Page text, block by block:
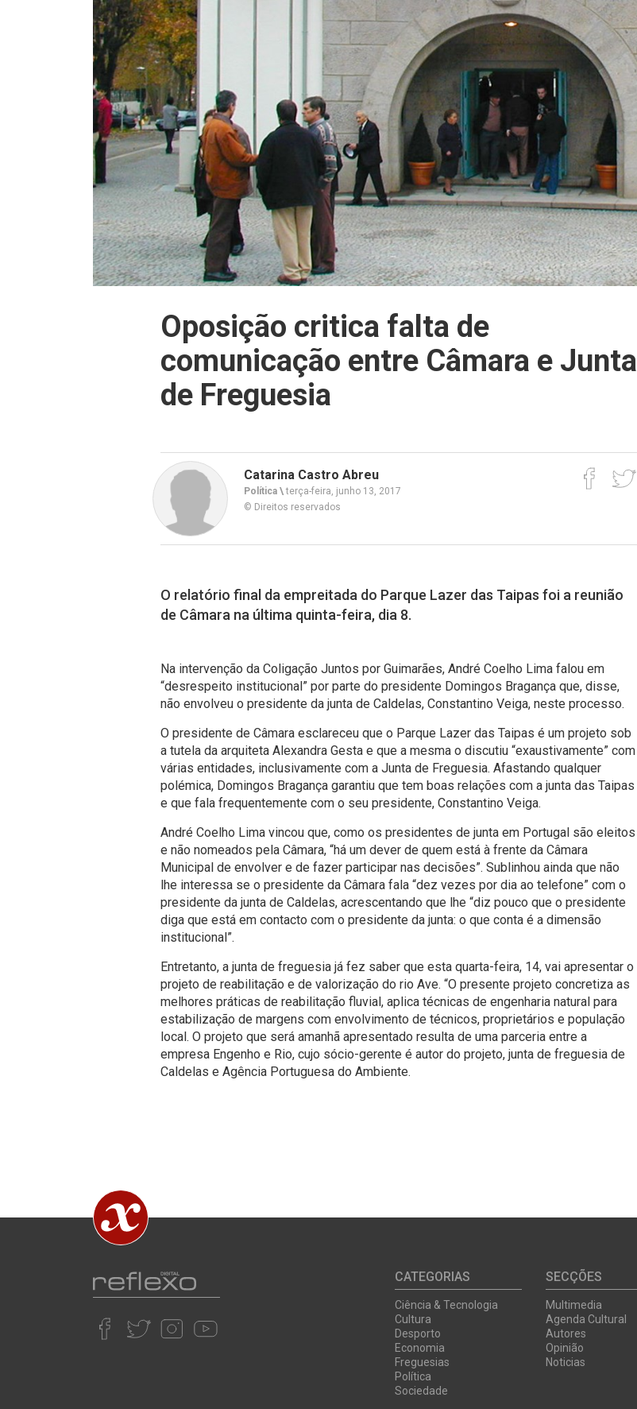
Oposição critica falta de
comunicação entre Câmara e Junta
de Freguesia
Catarina Castro Abreu
Política \terça-feira, junho 13, 2017
© Direitos reservados
O relatório final da empreitada do Parque Lazer das Taipas foi a reunião
de Câmara na última quinta-feira, dia 8.
Na intervenção da Coligação Juntos por Guimarães, André Coelho Lima falou em
“desrespeito institucional” por parte do presidente Domingos Bragança que, disse,
não envolveu o presidente da junta de Caldelas, Constantino Veiga, neste processo.
O presidente de Câmara esclareceu que o Parque Lazer das Taipas é um projeto sob
a tutela da arquiteta Alexandra Gesta e que a mesma o discutiu “exaustivamente” com
várias entidades, inclusivamente com a Junta de Freguesia. Afastando qualquer
polémica, Domingos Bragança garantiu que tem boas relações com a junta das Taipas
e que fala frequentemente com o seu presidente, Constantino Veiga.
André Coelho Lima vincou que, como os presidentes de junta em Portugal são eleitos
e não nomeados pela Câmara, “há um dever de quem está à frente da Câmara
Municipal de envolver e de fazer participar nas decisões”. Sublinhou ainda que não
lhe interessa se o presidente da Câmara fala “dez vezes por dia ao telefone” com o
presidente da junta de Caldelas, acrescentando que lhe “diz pouco que o presidente
diga que está em contacto com o presidente da junta: o que conta é a dimensão
institucional”.
Entretanto, a junta de freguesia já fez saber que esta quarta-feira, 14, vai apresentar o
projeto de reabilitação e de valorização do rio Ave. “O presente projeto concretiza as
melhores práticas de reabilitação fluvial, aplica técnicas de engenharia natural para
estabilização de margens com envolvimento de técnicos, proprietários e população
local. O projeto que será amanhã apresentado resulta de uma parceria entre a
empresa Engenho e Rio, cujo sócio-gerente é autor do projeto, junta de freguesia de
Caldelas e Agência Portuguesa do Ambiente.
CATEGORIAS
Ciência & Tecnologia
Cultura
Desporto
Economia
Freguesias
Política
Sociedade
SECÇÕES
Multimedia
Agenda Cultural
Autores
Opinião
Noticias